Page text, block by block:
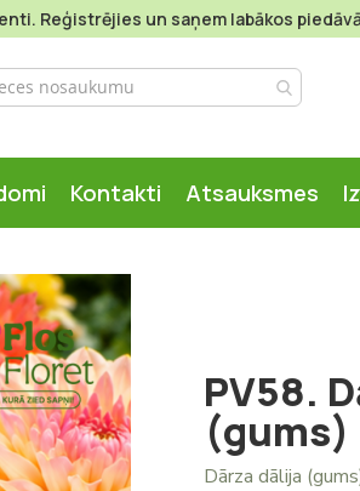
Reģistrējies un saņem labākos
Kontakti Atsauksmes
PV58.
(gums)
Dārza dālija